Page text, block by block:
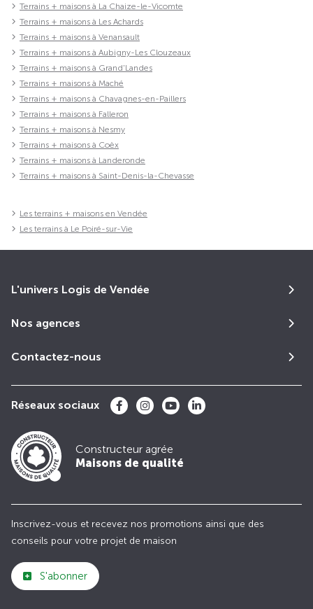
Terrains + maisons à La Chaize-le-Vicomte
Terrains + maisons à Les Achards
Terrains + maisons à Venansault
Terrains + maisons à Aubigny-Les Clouzeaux
Terrains + maisons à Grand'Landes
Terrains + maisons à Maché
Terrains + maisons à Chavagnes-en-Paillers
Terrains + maisons à Falleron
Terrains + maisons à Nesmy
Terrains + maisons à Coëx
Terrains + maisons à Landeronde
Terrains + maisons à Saint-Denis-la-Chevasse
Les terrains + maisons en Vendée
Les terrains à Le Poiré-sur-Vie
L'univers Logis de Vendée
Nos agences
Contactez-nous
Réseaux sociaux
Constructeur agrée
Maisons de qualité
Inscrivez-vous et recevez nos promotions ainsi que des
conseils pour votre projet de maison
S'abonner